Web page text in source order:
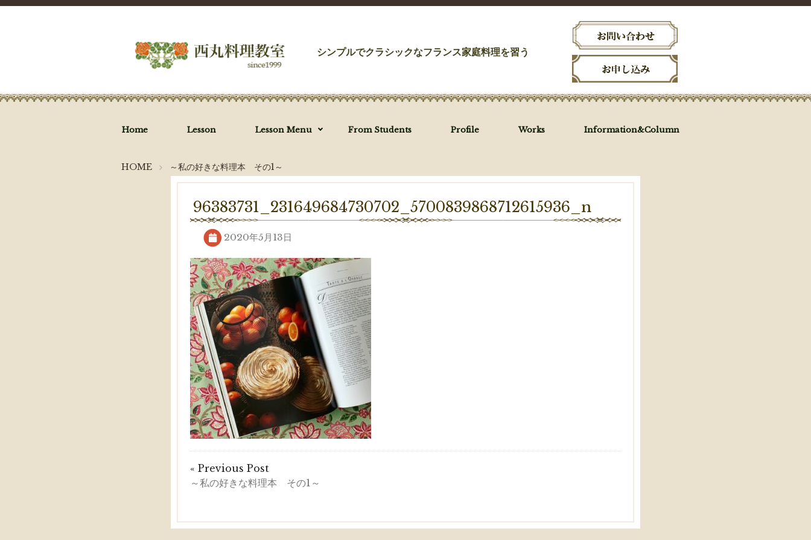
シンプルでクラシックなフランス家庭料理を習う
Home Lesson Lesson Menu From Students Profile Works Information&Column
HOME ～私の好きな料理本 その1～
96383731_231649684730702_5700839868712615936_n
2020年5月13日
« Previous Post
～私の好きな料理本 その1～